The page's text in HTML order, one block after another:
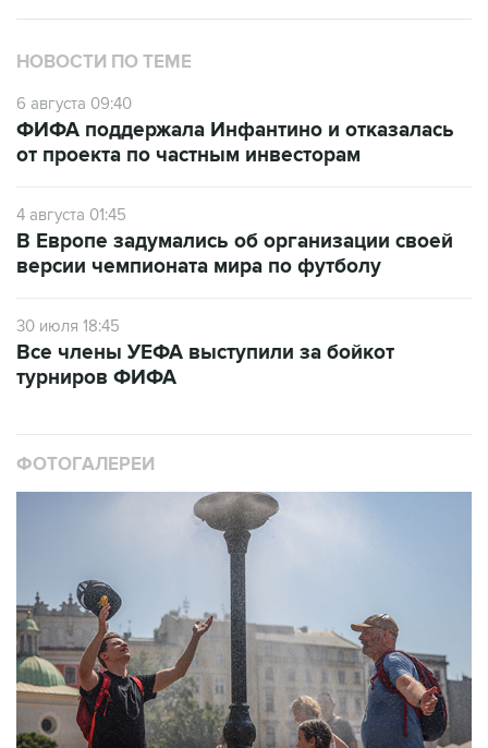
НОВОСТИ ПО ТЕМЕ
6 августа 09:40
ФИФА поддержала Инфантино и отказалась
от проекта по частным инвесторам
4 августа 01:45
В Европе задумались об организации своей
версии чемпионата мира по футболу
30 июля 18:45
Все члены УЕФА выступили за бойкот
турниров ФИФА
ФОТОГАЛЕРЕИ